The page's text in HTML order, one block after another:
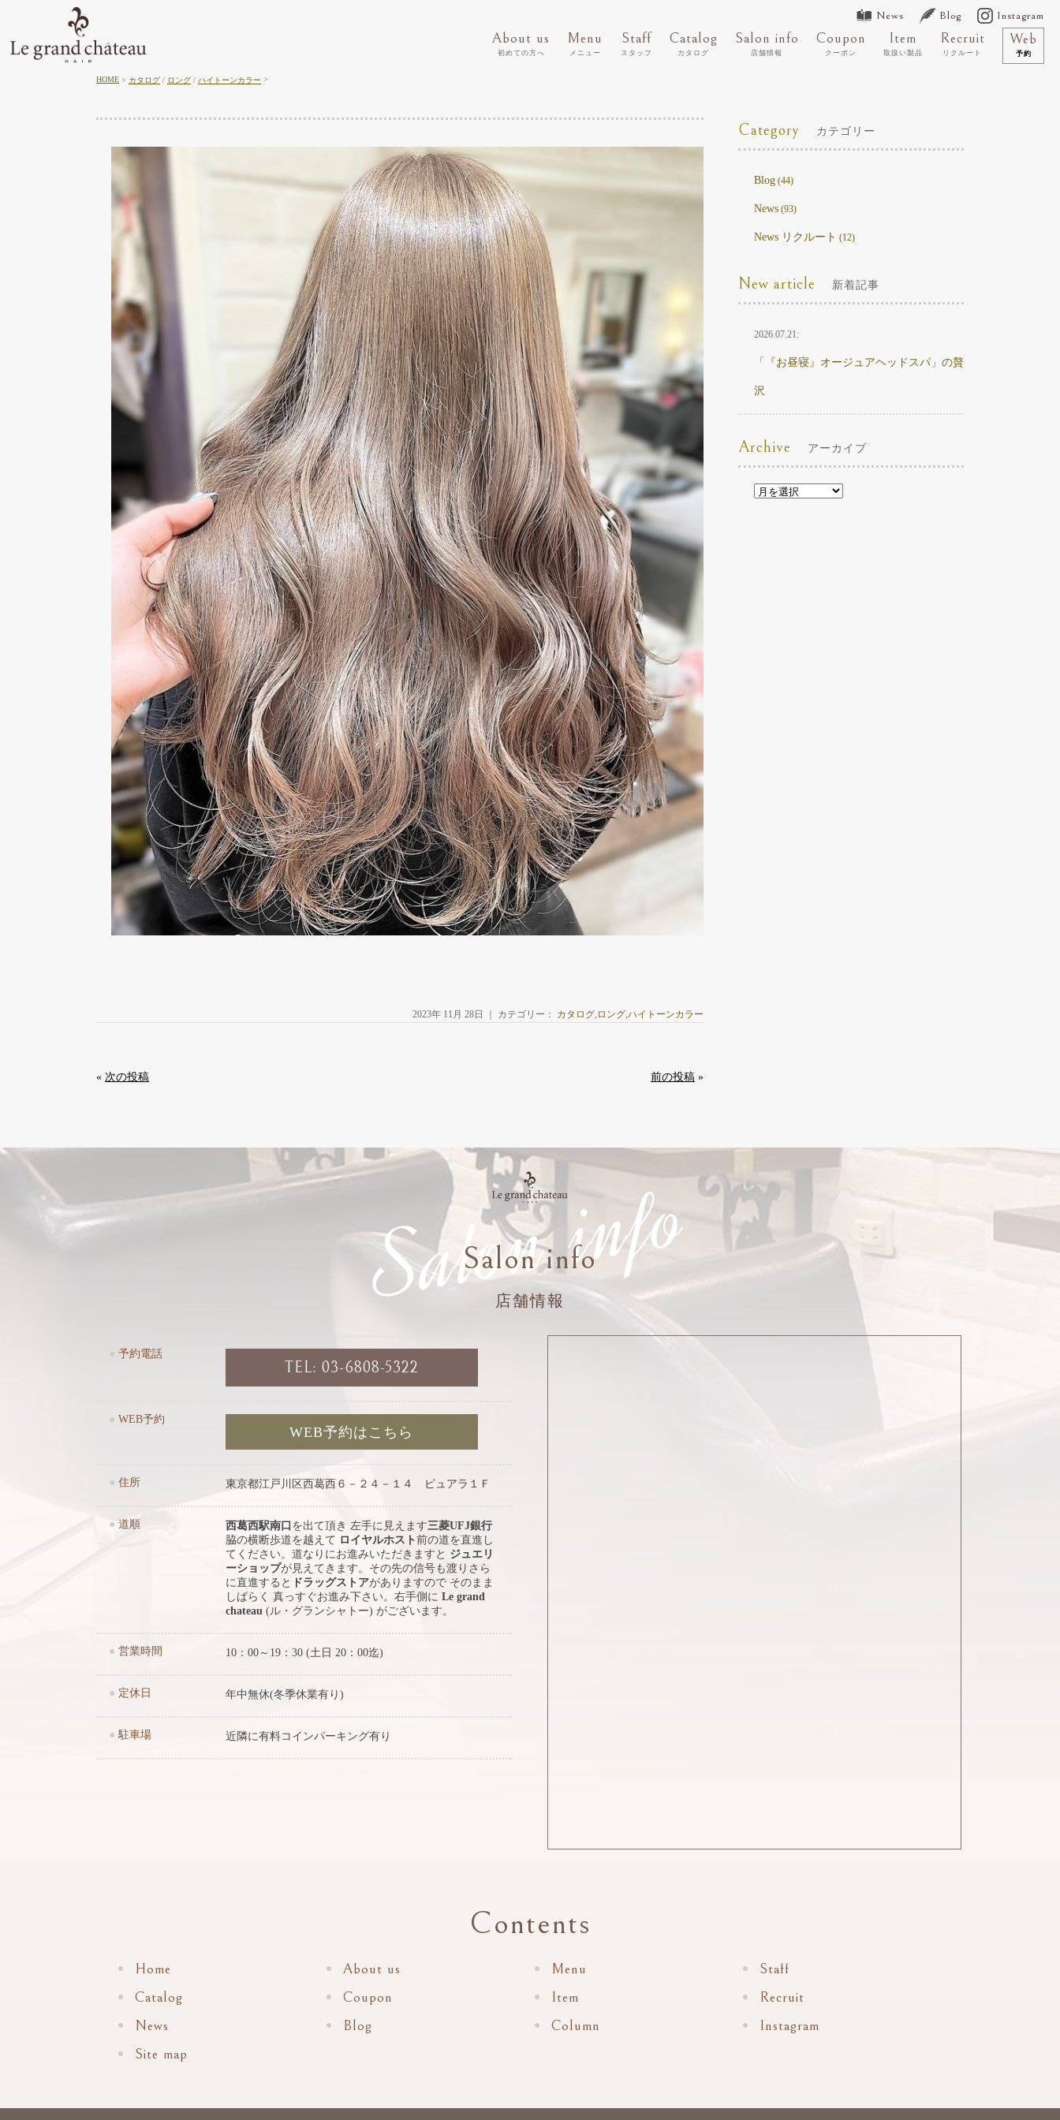
News Blog Instagram
About us
初めての方へ
Menu
メニュー
Staff
スタッフ
Catalog
カタログ
Salon info
店舗情報
Coupon
クーポン
Item
取扱い製品
Recruit
リクルート
Web
予約
HOME カタログ / ロング / ハイトーンカラー
2023年 11月 28日 ｜ カテゴリー： カタログ, ロング,ハイトーンカラー
« 次の投稿 前の投稿 »
Category カテゴリー
Blog (44)
News (93)
News リクルート (12)
New article 新着記事
2026.07.21:
「『お昼寝』オージュアヘッドスパ」の贅
沢
Archive アーカイブ
Salon info
Salon info
店舗情報
予約電話
TEL: 03-6808-5322
● WEB予約
WEB予約はこちら
● 住所 東京都江戸川区西葛西６－２４－１４ ピュアラ１Ｆ
● 道順 西葛西駅南口 を出て頂き 左手に見えます三菱UFJ銀行
脇の横断歩道を越えて ロイヤルホスト 前の道を直進し
てください。道なりにお進みいただきますと ジュエリ
ーショップが見えてきます。その先の信号も渡りさら
に直進すると ドラッグストアがありますので そのまま
しばらく 真っすぐお進み下さい。右手側に Le grand
chateau (ル・グランシャトー) がございます。
● 営業時間 10：00～19：30 (土日 20：00迄)
● 定休日 年中無休(冬季休業有り)
● 駐車場 近隣に有料コインパーキング有り
Contents
Home About us Menu
Staff
Catalog
Coupon Item
Recruit
News
Blog Column
Instagram
Site map